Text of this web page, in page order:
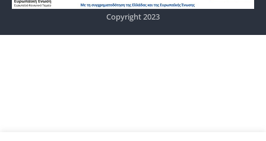
Copyright 2023